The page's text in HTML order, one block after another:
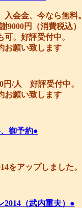
会金、今なら無料。
円（消費税込）
。好評受付中。
お願い致します
円/人 好評受付中。
お願い致します
御予約●
をアップしました。
2014（武内重夫）●